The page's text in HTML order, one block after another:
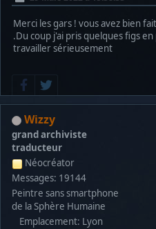
Merci les gars ! vous avez bien
.Du coup j'ai pris quelques figs
travailler sérieusement
Wizzy
grand archiviste
traducteur
Néocréator
Messages: 19144
Peintre sans smartphone
de la Sphère Humaine
Emplacement: Lyon